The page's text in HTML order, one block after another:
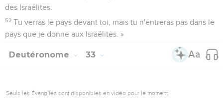
des Israélites.
52 Tu verras le pays devant toi, mais tu n'entreras pas dans le
pays que je donne aux Israélites. »
Deutéronome 33
Seuls les Évangiles sont disponibles en vidéo pour le moment.